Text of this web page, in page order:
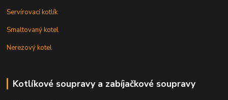
Servírovací kotlík
Smaltovaný kotel
Nerezový kotel
Kotlíkové soupravy a zabíjačkové soupravy